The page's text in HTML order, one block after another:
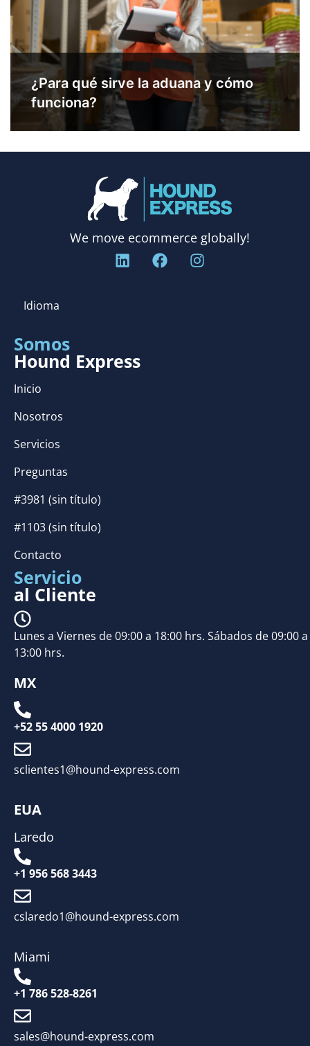
¿Para qué sirve la aduana y cómo
funciona?
We move ecommerce globally!
Idioma
Somos
Hound Express
Inicio
Nosotros
Servicios
Preguntas
#3981 (sin título)
#1103 (sin título)
Contacto
Servicio
al Cliente
Lunes a Viernes de 09:00 a 18:00 hrs. Sábados de 09:00 a
13:00 hrs.
MX
+52 55 4000 1920
sclientes1@hound-express.com
EUA
Laredo
+1 956 568 3443
cslaredo1@hound-express.com
Miami
+1 786 528-8261
sales@hound-express.com